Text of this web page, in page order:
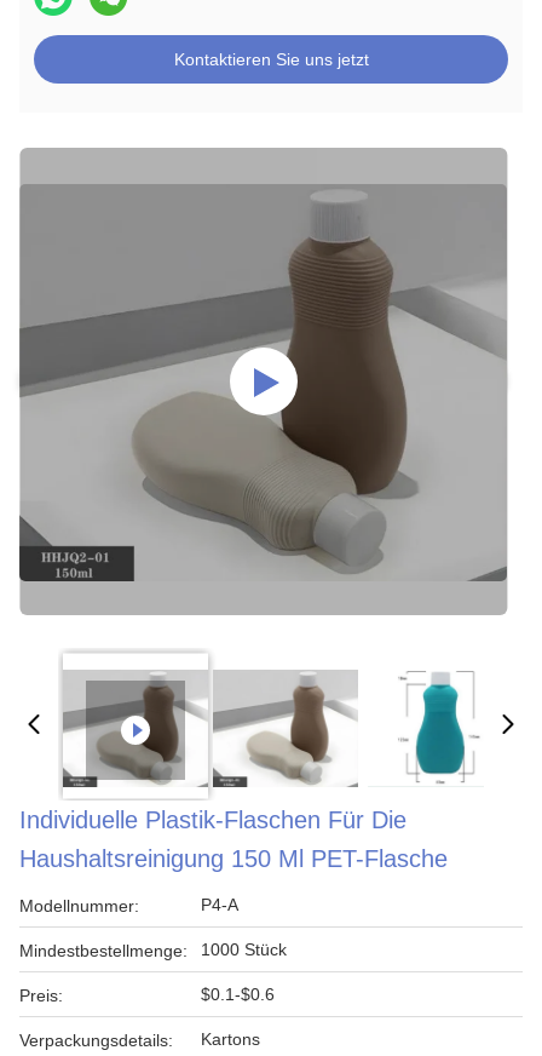
Kontaktieren Sie uns jetzt
Individuelle Plastik-Flaschen Für Die
Haushaltsreinigung 150 Ml PET-Flasche
Modellnummer: P4-A
Mindestbestellmenge: 1000 Stück
Preis: $0.1-$0.6
Verpackungsdetails: Kartons